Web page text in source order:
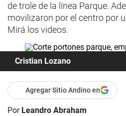
de trole de la línea Parque.
movilizaron por el centro por
Mirá los videos.
Cristian Lozano
Agregar Sitio Andino en
Por Leandro Abraham